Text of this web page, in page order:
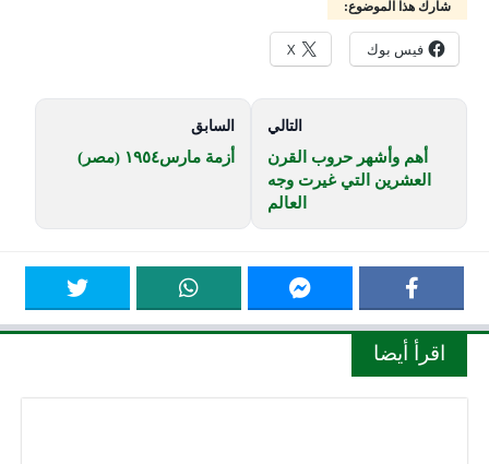
شارك هذا الموضوع:
فيس بوك X
التالي
أهم وأشهر حروب القرن
العشرين التي غيرت وجه
العالم
السابق
أزمة مارس١٩٥٤ (مصر)
اقرأ أيضا